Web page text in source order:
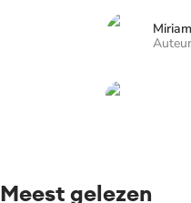
Auteur
Je weet niet
Meest gelezen